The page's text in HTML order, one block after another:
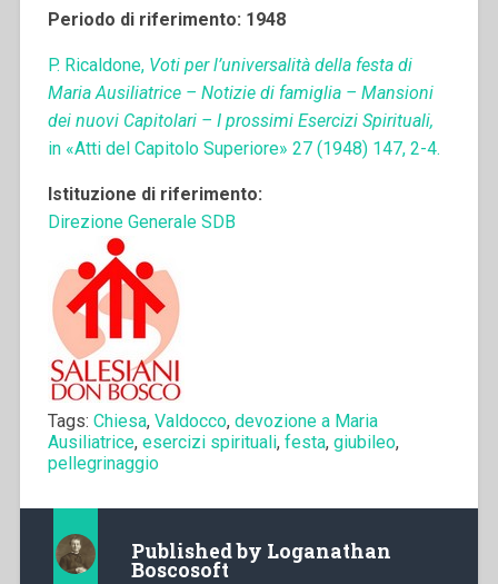
Periodo di riferimento: 1948
P. Ricaldone,Voti per l’universalità della festa di
Maria Ausiliatrice – Notizie di famiglia – Mansioni
dei nuovi Capitolari – I prossimi Esercizi Spirituali,
in «Atti del Capitolo Superiore» 27 (1948) 147, 2-4.
Istituzione di riferimento:
Direzione Generale SDB
Tags: Chiesa, Valdocco, devozione a Maria
Ausiliatrice, esercizi spirituali, festa, giubileo,
pellegrinaggio
Published by Loganathan
Boscosoft